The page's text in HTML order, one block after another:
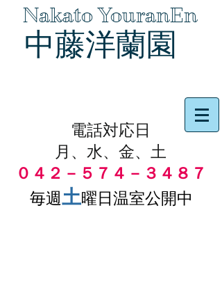
Nakato YouranEn
中藤洋蘭園
電話対応日
月、水、金、土
０４２－５７４－３４８７
毎週土曜日温室公開中